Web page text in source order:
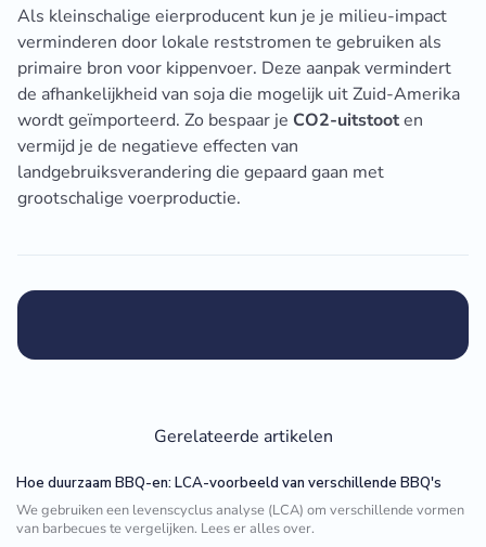
Als kleinschalige eierproducent kun je je milieu-impact
verminderen door lokale reststromen te gebruiken als
primaire bron voor kippenvoer. Deze aanpak vermindert
de afhankelijkheid van soja die mogelijk uit Zuid-Amerika
wordt geïmporteerd. Zo bespaar je CO2-uitstooten
vermijd je de negatieve effecten van
landgebruiksverandering die gepaard gaan met
grootschalige voerproductie.
Gerelateerde artikelen
Hoe duurzaam BBQ-en: LCA-voorbeeld van verschillende BBQ's
We gebruiken een levenscyclus analyse (LCA) om verschillende vormen
van barbecues te vergelijken. Lees er alles over.